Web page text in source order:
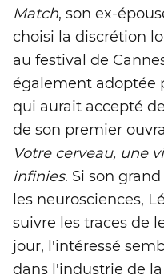
Match, son ex-
choisi la discrétion
au festival de
également adoptée
qui aurait accepté
de son premier
Votre cerveau, une
infinies. Si son
les neurosciences,
suivre les traces de
jour, l'intéressé
dans l'industrie de